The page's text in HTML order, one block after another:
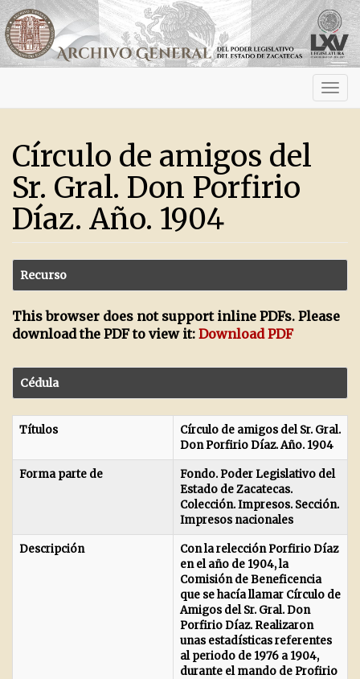
Círculo de amigos del
Sr. Gral. Don Porfirio
Díaz. Año. 1904
Recurso
This browser does not support inline PDFs. Please
download the PDF to view it: Download PDF
Cédula
Títulos
Círculo de amigos del Sr. Gral.
Don Porfirio Díaz. Año. 1904
Forma parte de
Fondo. Poder Legislativo del
Estado de Zacatecas.
Colección. Impresos. Sección.
Impresos nacionales
Descripción
Con la relección Porfirio Díaz
en el año de 1904, la
Comisión de Beneficencia
que se hacía llamar Círculo de
Amigos del Sr. Gral. Don
Porfirio Díaz. Realizaron
unas estadísticas referentes
al periodo de 1976 a 1904,
durante el mando de Profirio